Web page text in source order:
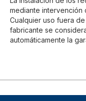
mediante intervención
Cualquier uso fuera
fabricante se
automáticamente la